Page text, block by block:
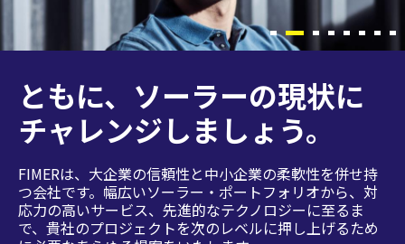
ともにソーラーの現状に
チャレンジしましょう
FIMERは、大企業の信頼性と中小企業の柔軟性を併せ持
つ会社です。幅広いソーラー・ポートフォリオから、対
応力の高いサービス、先進的なテクノロジーに至るま
で、貴社のプロジェクトを次のレベルに押し上げるため
ともに、ソーラーの現状に
チャレンジしましょう。
FIMERは、大企業の信頼性と中小企業の柔軟性を併せ持
つ会社です。幅広いソーラー・ポートフォリオから、対
応力の高いサービス、先進的なテクノロジーに至るま
で、貴社のプロジェクトを次のレベルに押し上げるため
ともに、ソーラーの現状に
チャレンジしましょう。
FIMERは、大企業の信頼性と中小企業の柔軟性を併せ持
つ会社です。幅広いソーラー・ポートフォリオから、対
応力の高いサービス、先進的なテクノロジーに至るま
で、貴社のプロジェクトを次のレベルに押し上げるため
ともに、ソーラーの現状に
チャレンジしましょう。
FIMERは、大企業の信頼性と中小企業の柔軟性を併せ持
つ会社です。幅広いソーラー・ポートフォリオから、対
応力の高いサービス、先進的なテクノロジーに至るま
で、貴社のプロジェクトを次のレベルに押し上げるため
ともに、ソーラーの現状に
チャレンジしましょう。
FIMERは、大企業の信頼性と中小企業の柔軟性を併せ持
つ会社です。幅広いソーラー・ポートフォリオから、対
応力の高いサービス、先進的なテクノロジーに至るま
で、貴社のプロジェクトを次のレベルに押し上げるため
ともに、ソーラーの現状に
チャレンジしましょう。
FIMERは、大企業の信頼性と中小企業の柔軟性を併せ持
つ会社です。幅広いソーラー・ポートフォリオから、対
応力の高いサービス、先進的なテクノロジーに至るま
で、貴社のプロジェクトを次のレベルに押し上げるため
ともに、ソーラーの現状に
チャレンジしましょう。
FIMERは、大企業の信頼性と中小企業の柔軟性を併せ持
つ会社です。幅広いソーラー・ポートフォリオから、対
応力の高いサービス、先進的なテクノロジーに至るま
で、貴社のプロジェクトを次のレベルに押し上げるため
ともに、ソーラーの現状に
チャレンジしましょう。
FIMERは、大企業の信頼性と中小企業の柔軟性を併せ持
つ会社です。幅広いソーラー・ポートフォリオから、対
応力の高いサービス、先進的なテクノロジーに至るま
で、貴社のプロジェクトを次のレベルに押し上げるため